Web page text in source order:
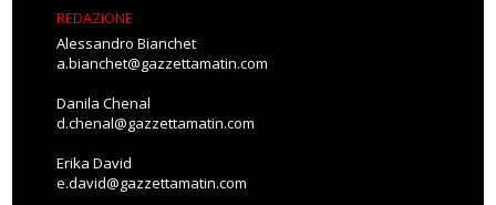
REDAZIONE
Alessandro Bianchet
a.bianchet@gazzettamatin.com
Danila Chenal
d.chenal@gazzettamatin.com
Erika David
e.david@gazzettamatin.com